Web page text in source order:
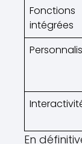
Fonctions
intégrées
En